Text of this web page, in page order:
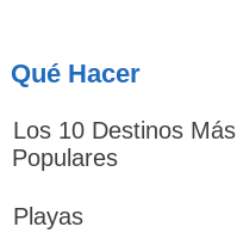
Qué Hacer
Los 10 Destinos Más
Populares
Playas